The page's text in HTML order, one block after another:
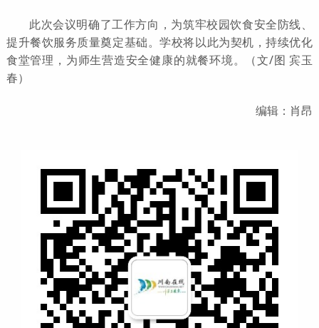
此次会议明确了工作方向，为筑牢校园饮食安全防线、
提升餐饮服务质量奠定基础。学校将以此为契机，持续优化
食堂管理，为师生营造安全健康的就餐环境。（文/图 宾玉
春）
编辑：肖昂